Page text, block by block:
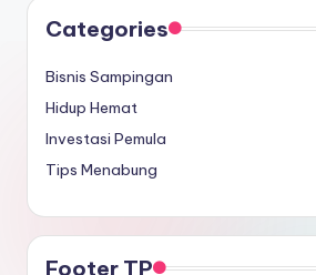
Categories
Bisnis Sampingan
Hidup Hemat
Investasi Pemula
Tips Menabung
Footer TP